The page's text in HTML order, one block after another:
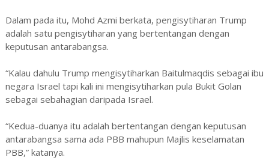
Dalam pada itu, Mohd Azmi berkata, pengisytiharan Trump
adalah satu pengisytiharan yang bertentangan dengan
keputusan antarabangsa.
“Kalau dahulu Trump mengisytiharkan Baitulmaqdis sebagai ibu
negara Israel tapi kali ini mengisytiharkan pula Bukit Golan
sebagai sebahagian daripada Israel.
“Kedua-duanya itu adalah bertentangan dengan keputusan
antarabangsa sama ada PBB mahupun Majlis keselamatan
PBB,” katanya.